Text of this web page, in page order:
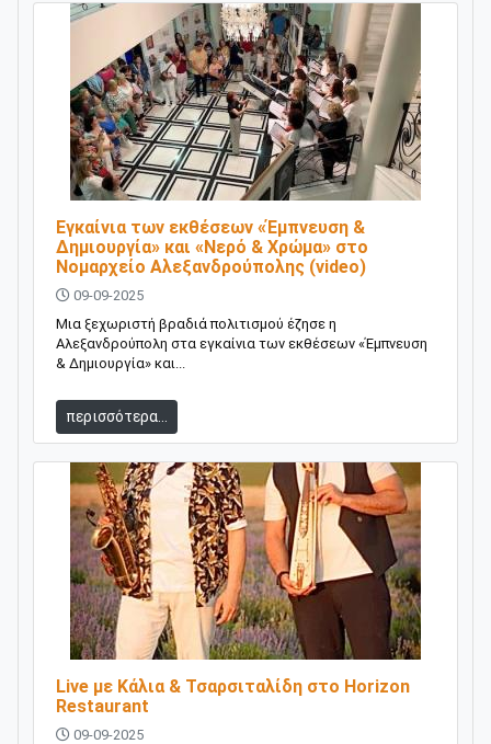
Εγκαίνια των εκθέσεων «Έμπνευση &
Δημιουργία» και «Νερό & Χρώμα» στο
Νομαρχείο Αλεξανδρούπολης (video)
09-09-2025
Μια ξεχωριστή βραδιά πολιτισμού έζησε η
Αλεξανδρούπολη στα εγκαίνια των εκθέσεων «Έμπνευση
& Δημιουργία» και...
περισσότερα...
Live με Κάλια & Τσαρσιταλίδη στο Horizon
Restaurant
09-09-2025